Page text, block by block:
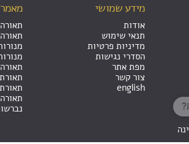
מידע שמושי
אודות
תנאי שימוש
מדיניות פרטיות
הסדרי נגישות
מפת אתר
צור קשר
english